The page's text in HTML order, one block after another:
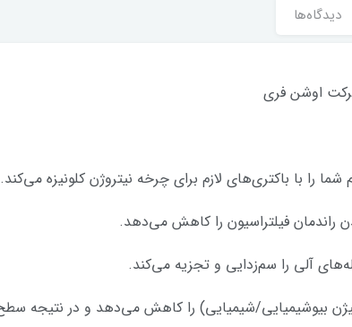
دیدگاه‌ها
اوشن فری
را با باکتری‌های لازم برای چرخه نیتروژن کلونیزه می‌کند.
راندمان فیلتراسیون را کاهش می‌دهد.
آلی را سم‌زدایی و تجزیه می‌کند.